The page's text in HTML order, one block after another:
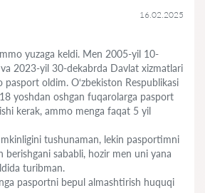
16.02.2025
yuzaga keldi. Men 2005-yil 10-
2023-yil 30-dekabrda Davlat xizmatlari
pasport oldim. O‘zbekiston Respublikasi
yoshdan oshgan fuqarolarga pasport
kerak, ammo menga faqat 5 yil
tushunaman, lekin pasportimni
berishgani sababli, hozir men uni yana
turibman.
pasportni bepul almashtirish huquqi